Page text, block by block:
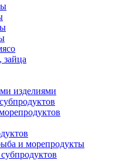
зайца
изделиями
и морепродукты